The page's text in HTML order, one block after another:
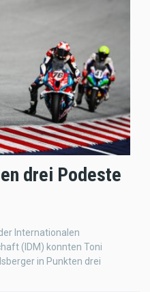
drei Podeste
Internationalen
(IDM) konnten Toni
in Punkten drei